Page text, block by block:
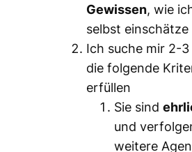
Gewissen, wie
selbst einschätze
Ich suche mir 2-3
die folgende
erfüllen
Sie sind
und
weitere